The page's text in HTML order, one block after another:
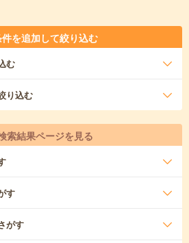
を追加して絞り込む
む
り込む
索結果ページを見る
す
がす